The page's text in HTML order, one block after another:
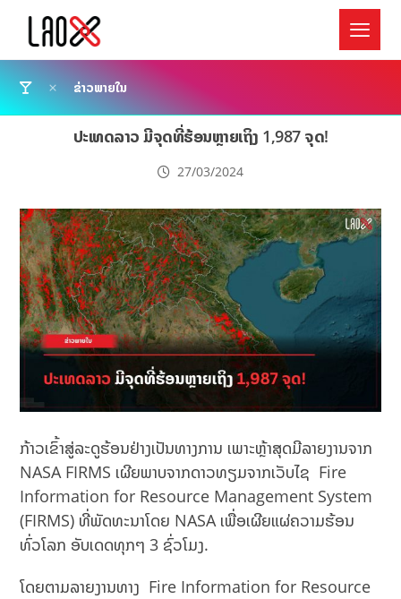
ຂ່າວພາຍໃນ
ປະເທດລາວ ມີຈຸດທີ່ຮ້ອນຫຼາຍເຖິງ 1,987 ຈຸດ!
27/03/2024
ກ້າວເຂົ້າສູ່ລະດູຮ້ອນຢ່າງເປັນທາງການ ເພາະຫຼ້າສຸດມີລາຍງານຈາກ
NASA FIRMS ເຜີຍພາບຈາກດາວທຽມຈາກເວັບໄຊ Fire
Information for Resource Management System
(FIRMS) ທີ່ພັດທະນາໂດຍ NASA ເພື່ອເຜີຍແຜ່ຄວາມຮ້ອນ
ທົ່ວໂລກ ອັບເດດທຸກໆ 3 ຊົ່ວໂມງ.
ໂດຍຕາມລາຍງານທາງ Fire Information for Resource